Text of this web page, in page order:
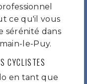
ce qu'il vous
sérénité dans
le-Puy.
CYCLISTES
en tant que